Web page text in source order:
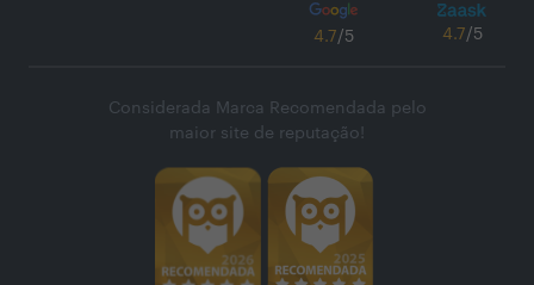
4.7/5 4.7/5
Considerada Marca Recomendada pelo
maior site de reputação!